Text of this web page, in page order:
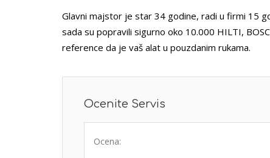
Glavni majstor je star 34 godine, radi u firmi 15
sada su popravili sigurno oko 10.000 HILTI,
reference da je vaš alat u pouzdanim rukama.
Ocenite Servis
Ocena: